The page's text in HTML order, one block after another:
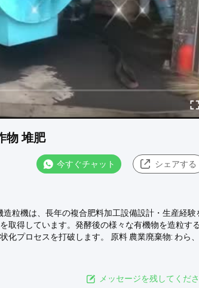
物 堆肥
今すぐチャット シェアする
粒機は、長年の複合肥料加工設備設計・生産経験
取得しています。発酵後の様々な有機物を造粒す
化プロセスを打破します。 原料 農業廃棄物: わら
メッセージを残してくださ